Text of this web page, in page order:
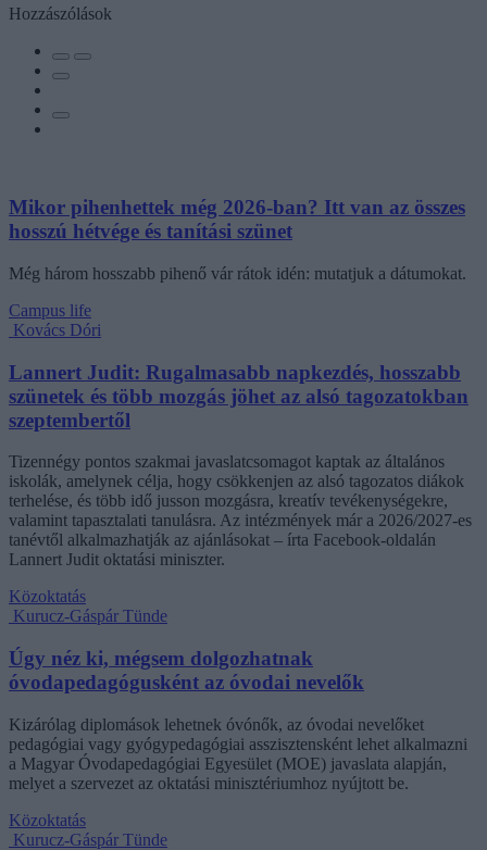
Hozzászólások
Mikor pihenhettek még 2026-ban? Itt van az összes
hosszú hétvége és tanítási szünet
Még három hosszabb pihenő vár rátok idén: mutatjuk a dátumokat.
Campus life
Kovács Dóri
Lannert Judit: Rugalmasabb napkezdés, hosszabb
szünetek és több mozgás jöhet az alsó tagozatokban
szeptembertől
Tizennégy pontos szakmai javaslatcsomagot kaptak az általános
iskolák, amelynek célja, hogy csökkenjen az alsó tagozatos diákok
terhelése, és több idő jusson mozgásra, kreatív tevékenységekre,
valamint tapasztalati tanulásra. Az intézmények már a 2026/2027-es
tanévtől alkalmazhatják az ajánlásokat – írta Facebook-oldalán
Lannert Judit oktatási miniszter.
Közoktatás
Kurucz-Gáspár Tünde
Úgy néz ki, mégsem dolgozhatnak
óvodapedagógusként az óvodai nevelők
Kizárólag diplomások lehetnek óvónők, az óvodai nevelőket
pedagógiai vagy gyógypedagógiai asszisztensként lehet alkalmazni
a Magyar Óvodapedagógiai Egyesület (MOE) javaslata alapján,
melyet a szervezet az oktatási minisztériumhoz nyújtott be.
Közoktatás
Kurucz-Gáspár Tünde